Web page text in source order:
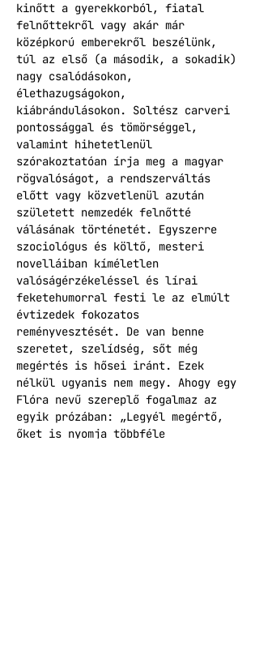
kinőtt a gyerekkorból, fiatal
felnőttekről vagy akár már
középkorú emberekről beszélünk,
túl az első (a második, a sokadik)
nagy csalódásokon,
élethazugságokon,
kiábrándulásokon. Soltész carveri
pontossággal és tömörséggel,
valamint hihetetlenül
szórakoztatóan írja meg a magyar
rögvalóságot, a rendszerváltás
előtt vagy közvetlenül azután
született nemzedék felnőtté
válásának történetét. Egyszerre
szociológus és költő, mesteri
novelláiban kíméletlen
valóságérzékeléssel és lírai
feketehumorral festi le az elmúlt
évtizedek fokozatos
reményvesztését. De van benne
szeretet, szelídség, sőt még
megértés is hősei iránt. Ezek
nélkül ugyanis nem megy. Ahogy egy
Flóra nevű szereplő fogalmaz az
egyik prózában: „Legyél megértő,
őket is nyomja többféle